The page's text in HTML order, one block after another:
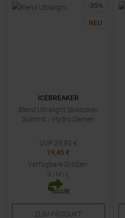
-35%
NEU
ICEBREAKER
Blend Ultralight Skisocken
Summit / Hydro Damen
UVP 29,95 €
19,45 €
Verfügbare Größen:
S | M | L
ZUM PRODUKT